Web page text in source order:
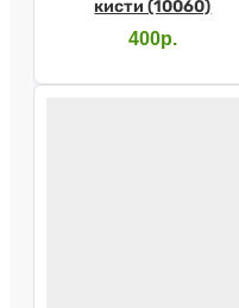
кисти (10060)
400р.